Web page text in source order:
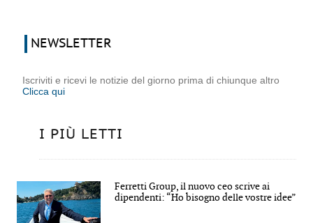
NEWSLETTER
Iscriviti e ricevi le notizie del giorno prima di chiunque altro
Clicca qui
I PIÙ LETTI
Ferretti Group, il nuovo ceo scrive ai
dipendenti: “Ho bisogno delle vostre idee”